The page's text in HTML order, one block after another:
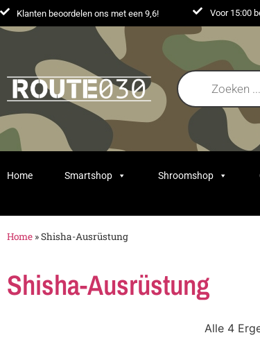
Klanten beoordelen ons met een 9,6! Voor 15:00
Home Smartshop Shroomshop
Home »Shisha-Ausrüstung
Shisha-Ausrüstung
Alle 4